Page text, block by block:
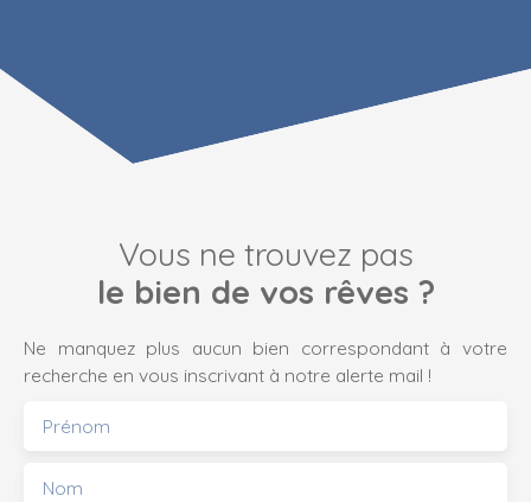
Vous ne trouvez pas
le bien de vos rêves ?
Ne manquez plus aucun bien correspondant à votre
recherche en vous inscrivant à notre alerte mail !
Prénom
Nom